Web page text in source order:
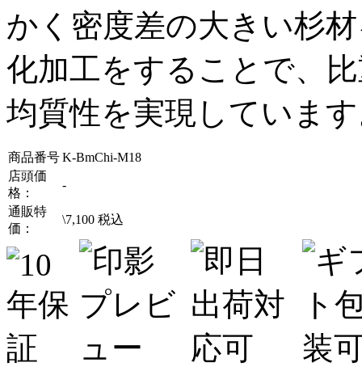
かく密度差の大きい杉
化加工をすることで、
均質性を実現していま
商品番号K-BmChi-M18
店頭価
格：
-
通販特
価：
\7,100 税込